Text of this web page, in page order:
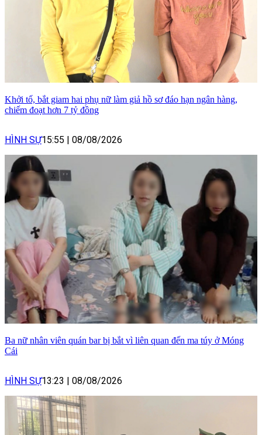
Khởi tố, bắt giam hai phụ nữ làm giả hồ sơ đáo hạn ngân hàng,
chiếm đoạt hơn 7 tỷ đồng
HÌNH SỰ15:55 | 08/08/2026
Ba nữ nhân viên quán bar bị bắt vì liên quan đến ma túy ở Móng
Cái
HÌNH SỰ13:23 | 08/08/2026